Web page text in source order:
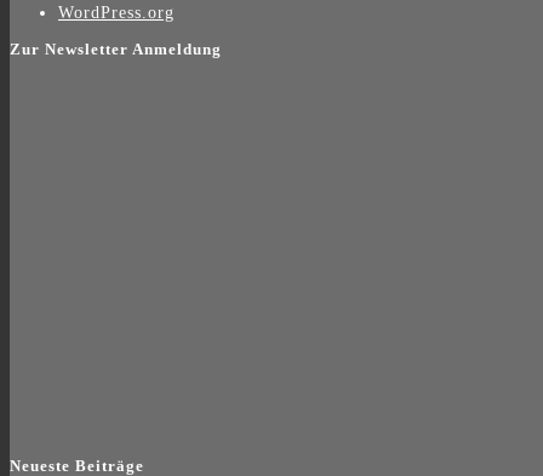
WordPress.org
Zur Newsletter Anmeldung
Neueste Beiträge